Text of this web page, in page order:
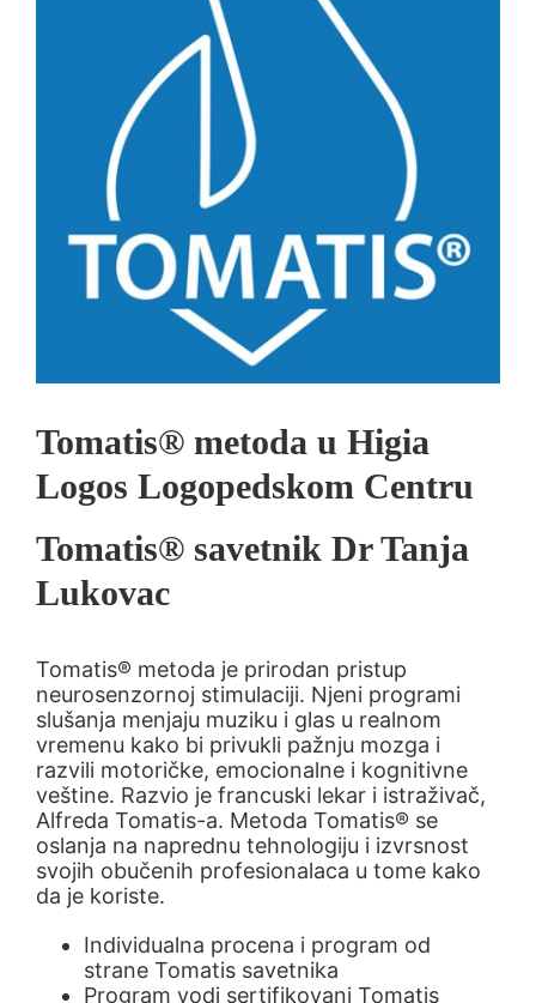
Tomatis® metoda u Higia
Logos Logopedskom Centru
Tomatis® savetnik Dr Tanja
Lukovac
Tomatis® metoda je prirodan pristup
neurosenzornoj stimulaciji. Njeni programi
slušanja menjaju muziku i glas u realnom
vremenu kako bi privukli pažnju mozga i
razvili motoričke, emocionalne i kognitivne
veštine. Razvio je francuski lekar i istraživač,
Alfreda Tomatis-a. Metoda Tomatis® se
oslanja na naprednu tehnologiju i izvrsnost
svojih obučenih profesionalaca u tome kako
da je koriste.
Individualna procena i program od
strane Tomatis savetnika
Program vodi sertifikovani Tomatis